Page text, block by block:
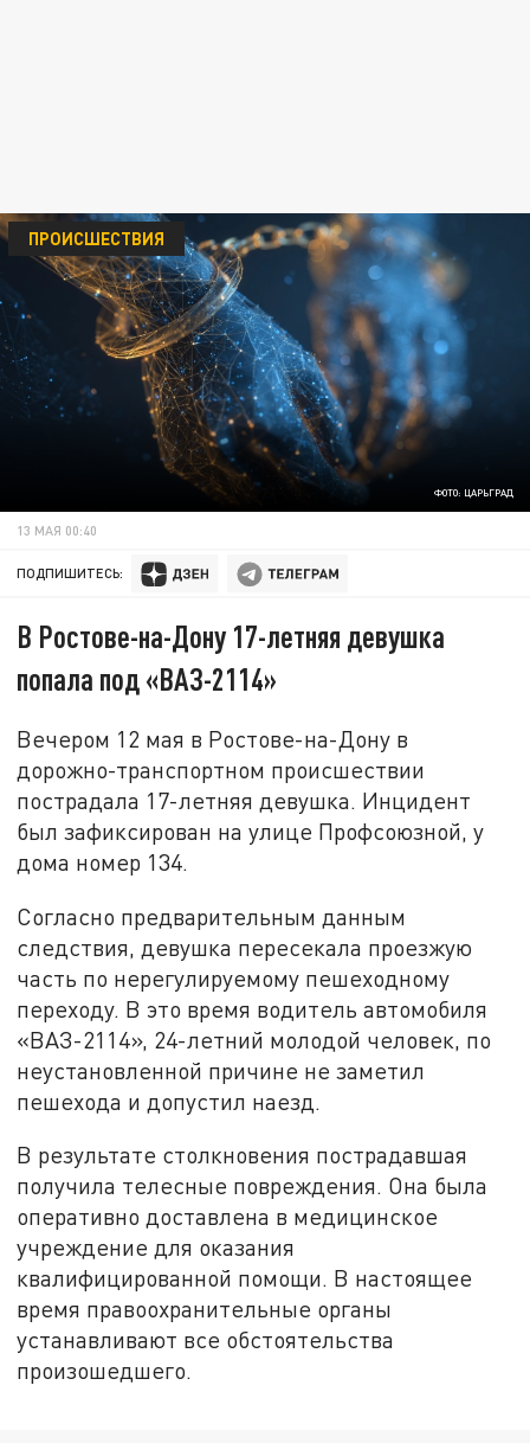
ФОТО: ЦАРЬГРАД
ПРОИСШЕСТВИЯ
13 МАЯ 00:40
ПОДПИШИТЕСЬ:
В Ростове-на-Дону 17-летняя девушка
попала под «ВАЗ-2114»
Вечером 12 мая в Ростове-на-Дону в
дорожно-транспортном происшествии
пострадала 17-летняя девушка. Инцидент
был зафиксирован на улице Профсоюзной, у
дома номер 134.
Согласно предварительным данным
следствия, девушка пересекала проезжую
часть по нерегулируемому пешеходному
переходу. В это время водитель автомобиля
«ВАЗ-2114», 24-летний молодой человек, по
неустановленной причине не заметил
пешехода и допустил наезд.
В результате столкновения пострадавшая
получила телесные повреждения. Она была
оперативно доставлена в медицинское
учреждение для оказания
квалифицированной помощи. В настоящее
время правоохранительные органы
устанавливают все обстоятельства
произошедшего.